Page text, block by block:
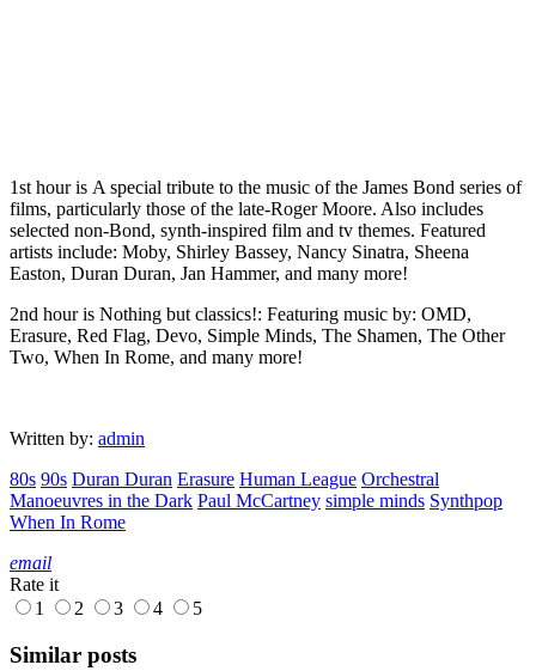
1st hour is A special tribute to the music of the James Bond series of
films, particularly those of the late-Roger Moore. Also includes
selected non-Bond, synth-inspired film and tv themes. Featured
artists include: Moby, Shirley Bassey, Nancy Sinatra, Sheena
Easton, Duran Duran, Jan Hammer, and many more!
2nd hour is Nothing but classics!: Featuring music by: OMD,
Erasure, Red Flag, Devo, Simple Minds, The Shamen, The Other
Two, When In Rome, and many more!
Written by: admin
80s 90s Duran Duran Erasure Human League Orchestral
Manoeuvres in the Dark Paul McCartney simple minds Synthpop
When In Rome
email
Rate it
1
2 3 4 5
Similar posts